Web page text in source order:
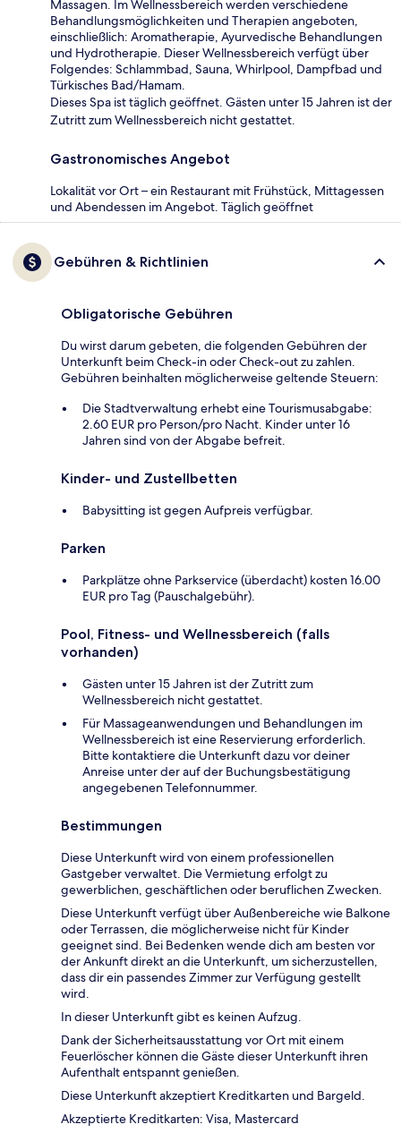
Massagen. Im Wellnessbereich werden verschiedene
Behandlungsmöglichkeiten und Therapien angeboten,
einschließlich: Aromatherapie, Ayurvedische Behandlungen
und Hydrotherapie. Dieser Wellnessbereich verfügt über
Folgendes: Schlammbad, Sauna, Whirlpool, Dampfbad und
Türkisches Bad/Hamam.
Dieses Spa ist täglich geöffnet. Gästen unter 15 Jahren ist der
Zutritt zum Wellnessbereich nicht gestattet.
Gastronomisches Angebot
Lokalität vor Ort – ein Restaurant mit Frühstück, Mittagessen
und Abendessen im Angebot. Täglich geöffnet
Gebühren & Richtlinien
Obligatorische Gebühren
Du wirst darum gebeten, die folgenden Gebühren der
Unterkunft beim Check-in oder Check-out zu zahlen.
Gebühren beinhalten möglicherweise geltende Steuern:
Die Stadtverwaltung erhebt eine Tourismusabgabe:
2.60 EUR pro Person/pro Nacht. Kinder unter 16
Jahren sind von der Abgabe befreit.
Kinder- und Zustellbetten
Babysitting ist gegen Aufpreis verfügbar.
Parken
Parkplätze ohne Parkservice (überdacht) kosten 16.00
EUR pro Tag (Pauschalgebühr).
Pool, Fitness- und Wellnessbereich (falls
vorhanden)
Gästen unter 15 Jahren ist der Zutritt zum
Wellnessbereich nicht gestattet.
Für Massageanwendungen und Behandlungen im
Wellnessbereich ist eine Reservierung erforderlich.
Bitte kontaktiere die Unterkunft dazu vor deiner
Anreise unter der auf der Buchungsbestätigung
angegebenen Telefonnummer.
Bestimmungen
Diese Unterkunft wird von einem professionellen
Gastgeber verwaltet. Die Vermietung erfolgt zu
gewerblichen, geschäftlichen oder beruflichen Zwecken.
Diese Unterkunft verfügt über Außenbereiche wie Balkone
oder Terrassen, die möglicherweise nicht für Kinder
geeignet sind. Bei Bedenken wende dich am besten vor
der Ankunft direkt an die Unterkunft, um sicherzustellen,
dass dir ein passendes Zimmer zur Verfügung gestellt
wird.
In dieser Unterkunft gibt es keinen Aufzug.
Dank der Sicherheitsausstattung vor Ort mit einem
Feuerlöscher können die Gäste dieser Unterkunft ihren
Aufenthalt entspannt genießen.
Diese Unterkunft akzeptiert Kreditkarten und Bargeld.
Akzeptierte Kreditkarten: Visa, Mastercard